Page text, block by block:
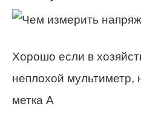
Хорошо если в
неплохой мультиметр,
метка A